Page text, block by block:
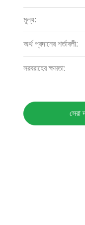
মূল্য:
অর্থ প্রদানের শর্তাবলী:
সরবরাহের ক্ষমতা:
সেরা